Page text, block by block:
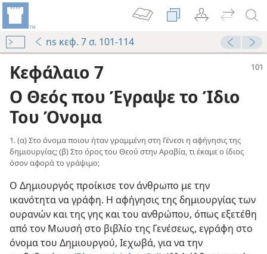
ns κεφ. 7 σ. 101-114
Κεφάλαιο 7
Ο Θεός που Έγραψε το Ίδιο
Του Όνομα
1. (α) Στο όνομα ποιου ήταν γραμμένη στη Γένεσι η αφήγησις της
δημιουργίας; (β) Στο όρος του Θεού στην Αραβία, τι έκαμε ο ίδιος
όσον αφορά το γράψιμο;
Ο Δημιουργός προίκισε τον άνθρωπο με την
ικανότητα να γράφη. Η αφήγησις της δημιουργίας των
ουρανών και της γης και του ανθρώπου, όπως εξετέθη
από τον Μωυσή στο βιβλίο της Γενέσεως, εγράφη στο
όνομα του Δημιουργού, Ιεχωβά, για να την